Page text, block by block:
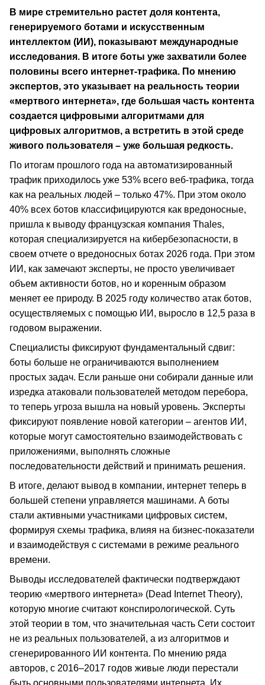
В мире стремительно растет доля контента,
генерируемого ботами и искусственным
интеллектом (ИИ), показывают международные
исследования. В итоге боты уже захватили более
половины всего интернет-трафика. По мнению
экспертов, это указывает на реальность теории
«мертвого интернета», где большая часть контента
создается цифровыми алгоритмами для
цифровых алгоритмов, а встретить в этой среде
живого пользователя – уже большая редкость.
По итогам прошлого года на автоматизированный
трафик приходилось уже 53% всего веб-трафика, тогда
как на реальных людей – только 47%. При этом около
40% всех ботов классифицируются как вредоносные,
пришла к выводу французская компания Thales,
которая специализируется на кибербезопасности, в
своем отчете о вредоносных ботах 2026 года. При этом
ИИ, как замечают эксперты, не просто увеличивает
объем активности ботов, но и коренным образом
меняет ее природу. В 2025 году количество атак ботов,
осуществляемых с помощью ИИ, выросло в 12,5 раза в
годовом выражении.
Специалисты фиксируют фундаментальный сдвиг:
боты больше не ограничиваются выполнением
простых задач. Если раньше они собирали данные или
изредка атаковали пользователей методом перебора,
то теперь угроза вышла на новый уровень. Эксперты
фиксируют появление новой категории – агентов ИИ,
которые могут самостоятельно взаимодействовать с
приложениями, выполнять сложные
последовательности действий и принимать решения.
В итоге, делают вывод в компании, интернет теперь в
большей степени управляется машинами. А боты
стали активными участниками цифровых систем,
формируя схемы трафика, влияя на бизнес-показатели
и взаимодействуя с системами в режиме реального
времени.
Выводы исследователей фактически подтверждают
теорию «мертвого интернета» (Dead Internet Theory),
которую многие считают конспирологической. Суть
этой теории в том, что значительная часть Сети состоит
не из реальных пользователей, а из алгоритмов и
сгенерированного ИИ контента. По мнению ряда
авторов, с 2016–2017 годов живые люди перестали